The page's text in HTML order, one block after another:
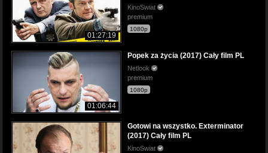
01:27:19
KinoSwiat
premium
1080p
01:06:44
Popek za życia (2017) Cały film PL
Netlook
premium
1080p
Gotowi na wszystko. Exterminator
(2017) Cały film PL
KinoSwiat